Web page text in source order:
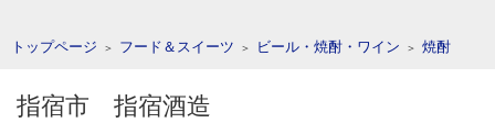
トップページ ＞ フード＆スイーツ ＞ ビール・焼酎・ワイン ＞ 焼酎
指宿市 指宿酒造